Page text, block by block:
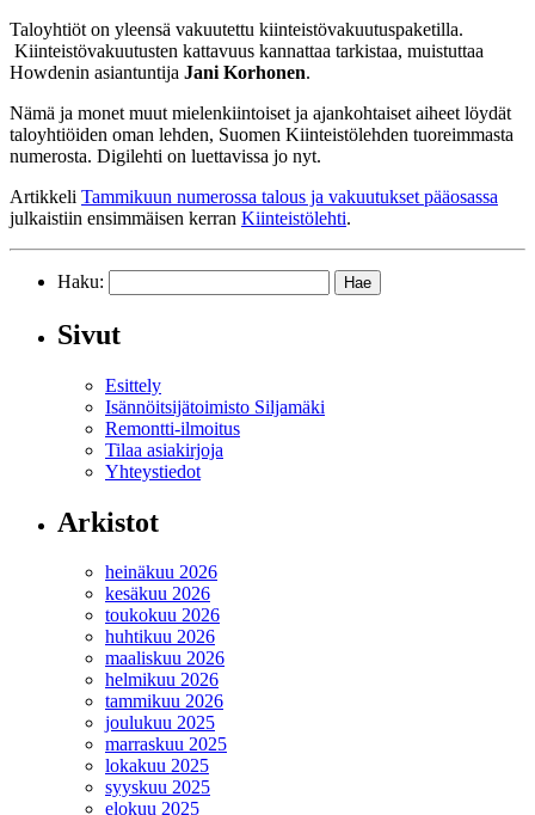
Taloyhtiöt on yleensä vakuutettu kiinteistövakuutuspaketilla.
Kiinteistövakuutusten kattavuus kannattaa tarkistaa, muistuttaa
Howdenin asiantuntija Jani Korhonen.
Nämä ja monet muut mielenkiintoiset ja ajankohtaiset aiheet löydät
taloyhtiöiden oman lehden, Suomen Kiinteistölehden tuoreimmasta
numerosta. Digilehti on luettavissa jo nyt.
Artikkeli Tammikuun numerossa talous ja vakuutukset pääosassa
julkaistiin ensimmäisen kerran Kiinteistölehti.
Haku:
Sivut
Esittely
Isännöitsijätoimisto Siljamäki
Remontti-ilmoitus
Tilaa asiakirjoja
Yhteystiedot
Arkistot
heinäkuu 2026
kesäkuu 2026
toukokuu 2026
huhtikuu 2026
maaliskuu 2026
helmikuu 2026
tammikuu 2026
joulukuu 2025
marraskuu 2025
lokakuu 2025
syyskuu 2025
elokuu 2025